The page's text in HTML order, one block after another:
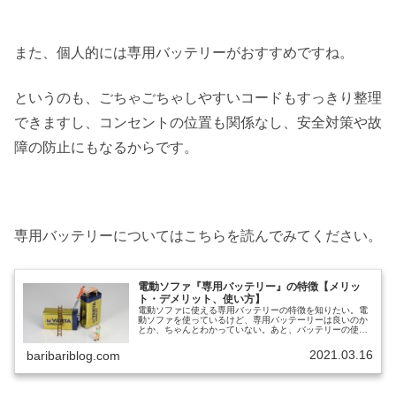
また、個人的には専用バッテリーがおすすめですね。
というのも、ごちゃごちゃしやすいコードもすっきり整理
できますし、コンセントの位置も関係なし、安全対策や故
障の防止にもなるからです。
専用バッテリーについてはこちらを読んでみてください。
電動ソファ『専用バッテリー』の特徴【メリッ
ト・デメリット、使い方】
電動ソファに使える専用バッテリーの特徴を知りたい。電
動ソファを使っているけど、専用バッテーリーは良いのか
とか、ちゃんとわかっていない。あと、バッテリーの使い
baribariblog.com 2021.03.16